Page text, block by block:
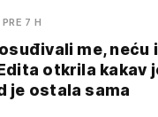
PRE 7 H
me, neću
otkrila kakav
je ostala sama